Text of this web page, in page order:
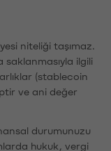
niteliği taşımaz.
saklanmasıyla ilgili
(stablecoin
ve ani değer
durumunuzu
hukuk, vergi